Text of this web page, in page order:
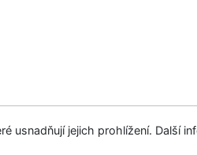
Přístupnost Soukromí
Modul
usnadňují jejich prohlížení. Další